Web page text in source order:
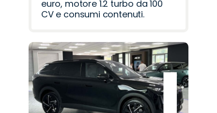
euro, motore 1.2 turbo da 100
CV e consumi contenuti.